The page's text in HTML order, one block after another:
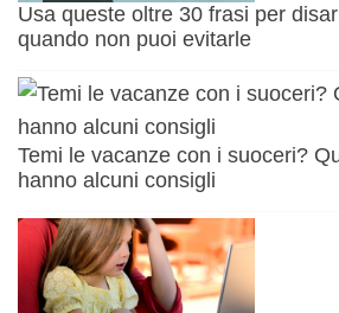
Usa queste oltre 30 frasi per
quando non puoi evitarle
Temi le vacanze con i suoceri?
hanno alcuni consigli